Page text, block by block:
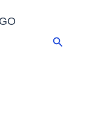
GO
Pesquisar